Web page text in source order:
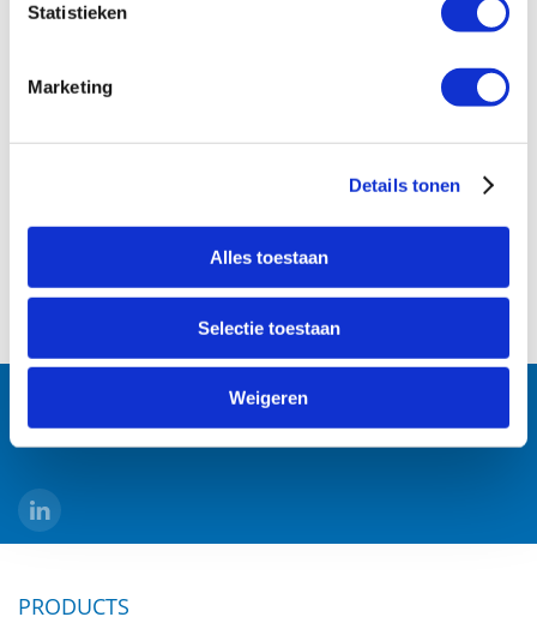
Statistieken
Marketing
Details tonen
Alles toestaan
Selectie toestaan
Weigeren
PRODUCTS